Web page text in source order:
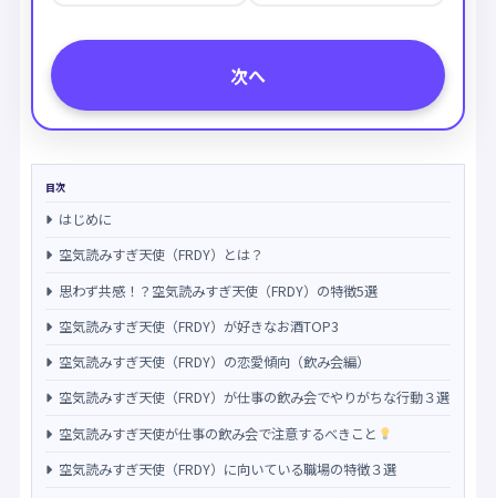
次へ
目次
はじめに
空気読みすぎ天使（FRDY）とは？
思わず共感！？空気読みすぎ天使（FRDY）の特徴5選
空気読みすぎ天使（FRDY）が好きなお酒TOP3
空気読みすぎ天使（FRDY）の恋愛傾向（飲み会編）
空気読みすぎ天使（FRDY）が仕事の飲み会でやりがちな行動３選
空気読みすぎ天使が仕事の飲み会で注意するべきこと
空気読みすぎ天使（FRDY）に向いている職場の特徴３選